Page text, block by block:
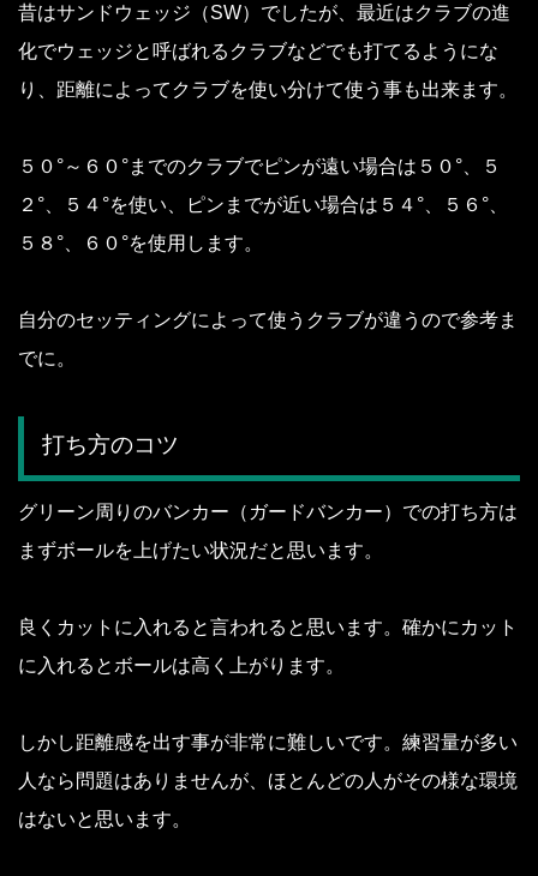
昔はサンドウェッジ（SW）でしたが、最近はクラブの進
化でウェッジと呼ばれるクラブなどでも打てるようにな
り、距離によってクラブを使い分けて使う事も出来ます。
５０°～６０°までのクラブでピンが遠い場合は５０°、５
２°、５４°を使い、ピンまでが近い場合は５４°、５６°、
５８°、６０°を使用します。
自分のセッティングによって使うクラブが違うので参考ま
でに。
打ち方のコツ
グリーン周りのバンカー（ガードバンカー）での打ち方は
まずボールを上げたい状況だと思います。
良くカットに入れると言われると思います。 確かにカット
に入れるとボールは高く上がります。
しかし距離感を出す事が非常に難しいです。 練習量が多い
人なら問題はありませんが、ほとんどの人がその様な環境
はないと思います。